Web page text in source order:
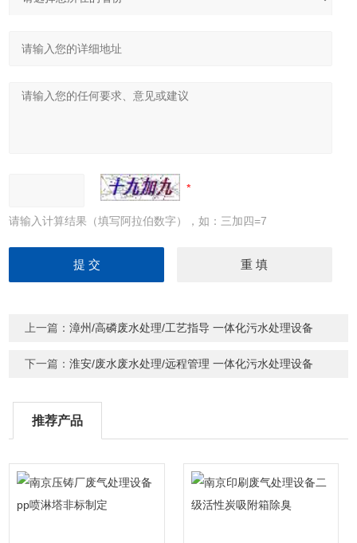
请输入计算结果（填写阿拉伯数字），如：三加四=7
上一篇：漳州/高磷废水处理/工艺指导 一体化污水处理设备
下一篇：淮安/废水废水处理/远程管理 一体化污水处理设备
推荐产品